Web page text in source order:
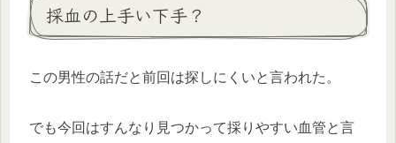
採血の上手い下手？
この男性の話だと前回は探しにくいと言われた。
でも今回はすんなり見つかって採りやすい血管と言